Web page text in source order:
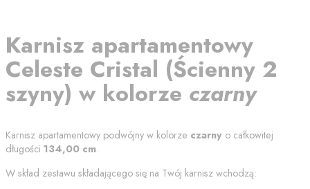
Karnisz apartamentowy
Celeste Cristal (Ścienny 2
szyny) w kolorze czarny
Karnisz apartamentowy podwójny w kolorze czarny o całkowitej
długości 134,00 cm.
W skład zestawu składającego się na Twój karnisz wchodzą: